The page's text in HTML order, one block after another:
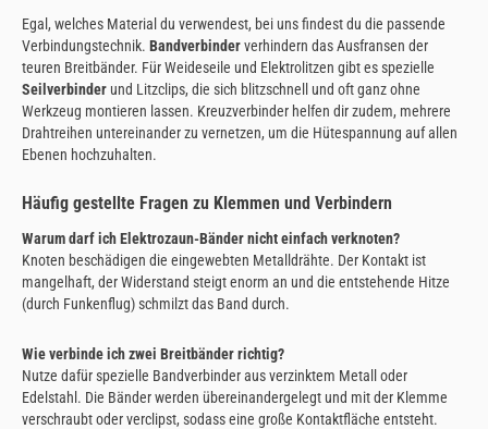
Egal, welches Material du verwendest, bei uns findest du die passende
Verbindungstechnik. Bandverbinderverhindern das Ausfransen der
teuren Breitbänder. Für Weideseile und Elektrolitzen gibt es spezielle
Seilverbinder und Litzclips, die sich blitzschnell und oft ganz ohne
Werkzeug montieren lassen. Kreuzverbinder helfen dir zudem, mehrere
Drahtreihen untereinander zu vernetzen, um die Hütespannung auf allen
Ebenen hochzuhalten.
Häufig gestellte Fragen zu Klemmen und Verbindern
Warum darf ich Elektrozaun-Bänder nicht einfach verknoten?
Knoten beschädigen die eingewebten Metalldrähte. Der Kontakt ist
mangelhaft, der Widerstand steigt enorm an und die entstehende Hitze
(durch Funkenflug) schmilzt das Band durch.
Wie verbinde ich zwei Breitbänder richtig?
Nutze dafür spezielle Bandverbinder aus verzinktem Metall oder
Edelstahl. Die Bänder werden übereinandergelegt und mit der Klemme
verschraubt oder verclipst, sodass eine große Kontaktfläche entsteht.